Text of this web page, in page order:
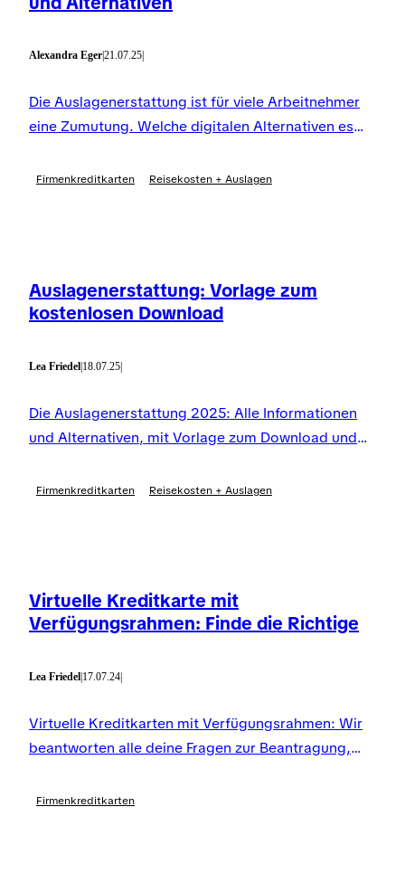
Alexandra Eger21.07.25
Die Auslagenerstattung ist für viele Arbeitnehmer
eine Zumutung. Welche digitalen Alternativen es
Firmenkreditkarten Reisekosten + Auslagen
Auslagenerstattung: Vorlage zum
kostenlosen Download
Lea Friedel|18.07.25|
Die Auslagenerstattung 2025: Alle Informationen
und Alternativen, mit Vorlage zum Download und
Firmenkreditkarten Reisekosten + Auslagen
Virtuelle Kreditkarte mit
Verfügungsrahmen: Finde die Richtige
Lea Friedel|17.07.24|
Virtuelle Kreditkarten mit Verfügungsrahmen: Wir
beantworten alle deine Fragen zur Beantragung,
Firmenkreditkarten